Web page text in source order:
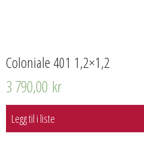
Coloniale 401 1,2×1,2
3 790,00 kr
Legg til i liste